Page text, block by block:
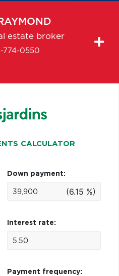
estate broker
774-0550
CALCULATOR
Down payment:
(6.15 %)
Interest rate:
Payment frequency: